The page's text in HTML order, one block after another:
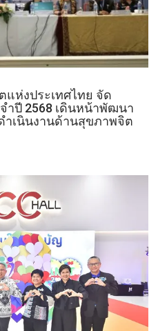
แห่งประเทศไทย จัด
ำปี 2568 เดินหน้าพัฒนา
ำเนินงานด้านสุขภาพจิต